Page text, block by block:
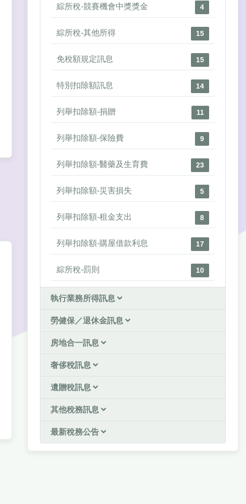
綜所稅-競賽機會中獎獎金 4
綜所稅-其他所得 15
免稅額規定訊息 15
特別扣除額訊息 14
列舉扣除額-捐贈 11
列舉扣除額-保險費 9
列舉扣除額-醫藥及生育費 23
列舉扣除額-災害損失 5
列舉扣除額-租金支出 8
列舉扣除額-購屋借款利息 17
綜所稅-罰則 10
執行業務所得訊息
勞健保／退休金訊息
房地合一訊息
奢侈稅訊息
遺贈稅訊息
其他稅務訊息
最新稅務公告